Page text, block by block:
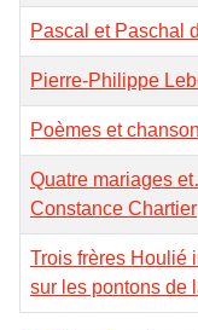
Pascal et Paschal
Pierre-Philippe
Poèmes et
Quatre mariages
Constance Chartier
Trois frères Houlié
sur les pontons de